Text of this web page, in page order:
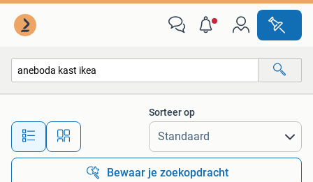
Alle afstanden…
Sorteer op
Bewaar je zoekopdracht